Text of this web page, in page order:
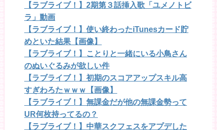
【ラブライブ！】2期第３話挿入歌「ユメノトビ
ラ」動画
【ラブライブ！】使い終わったiTunesカード貯
めといた結果【画像】
【ラブライブ！】ことりと一緒にいる小鳥さん
のぬいぐるみが欲しい件
【ラブライブ！】初期のスコアアップスキル高
すぎわろたｗｗｗ【画像】
【ラブライブ！】無課金だが他の無課金勢って
UR何枚持ってるの？
【ラブライブ！】中華スクフェスをアプデした